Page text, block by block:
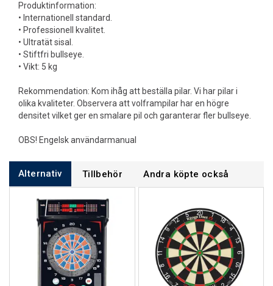
Produktinformation:
• Internationell standard.
• Professionell kvalitet.
• Ultratät sisal.
• Stiftfri bullseye.
• Vikt: 5 kg
Rekommendation: Kom ihåg att beställa pilar. Vi har pilar i
olika kvaliteter. Observera att volframpilar har en högre
densitet vilket ger en smalare pil och garanterar fler bullseye.
OBS! Engelsk användarmanual
Alternativ Tillbehör Andra köpte också